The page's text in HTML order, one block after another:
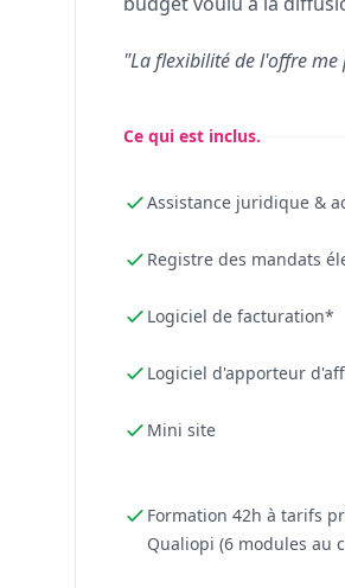
"La flexibilité de l'offre me
Ce qui est inclus.
Assistance juridique &
Registre des mandats
Logiciel de facturation*
Logiciel d'apporteur
Mini site
Formation 42h à tarifs
Qualiopi (6 modules au